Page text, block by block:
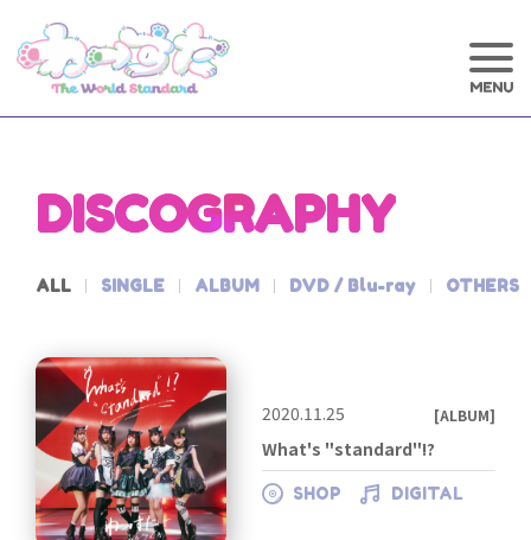
DISCOGRAPHY
ALL SINGLE ALBUM DVD / Blu-ray OTHERS
2020.11.25 [ALBUM]
What's "standard"!?
SHOP DIGITAL